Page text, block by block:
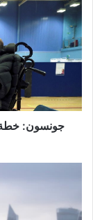
خطة
تخفيف
القيود
سترتكز
على
وليس
على
التواريخجونسون: خطة
الأسبوعي